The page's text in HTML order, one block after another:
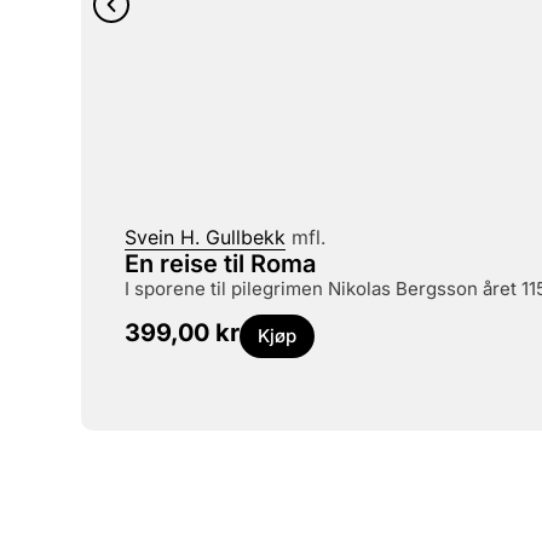
Svein H. Gullbekk mfl.
En reise til Roma
i sporene til pilegrimen Nikolas Bergsson året
399,00 kr Kjøp